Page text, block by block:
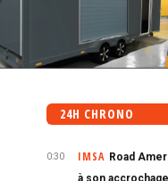
24H CHRONO
0:30 IMSA Road
à son